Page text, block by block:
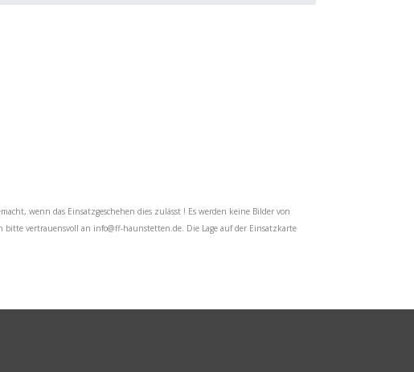
wenn das Einsatzgeschehen dies zulässt ! Es werden keine Bilder von
bitte vertrauensvoll an info@ff-haunstetten.de. Die Lage auf der Einsatzkarte